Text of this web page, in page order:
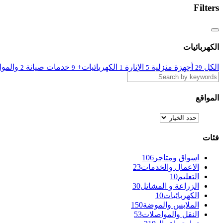
Filters
الكهربائيات
الكل 29 أجهزة منزلية 5 الإنارة 1 الكهربائيات+ 9 خدمات صيانة 2
المواقع
فئات
اسواق ومتاجر 106
الاعمال والخدمات23
التعليم10
الزراعة و المشاتل30
الكهربائيات10
الملابس والموضة150
النقل والمواصلات53